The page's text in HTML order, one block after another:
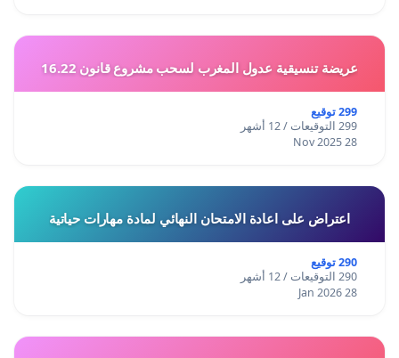
عريضة تنسيقية عدول المغرب لسحب مشروع قانون 16.22
299 توقيع
299 التوقيعات / 12 أشهر
28 Nov 2025
اعتراض على اعادة الامتحان النهائي لمادة مهارات حياتية
290 توقيع
290 التوقيعات / 12 أشهر
28 Jan 2026